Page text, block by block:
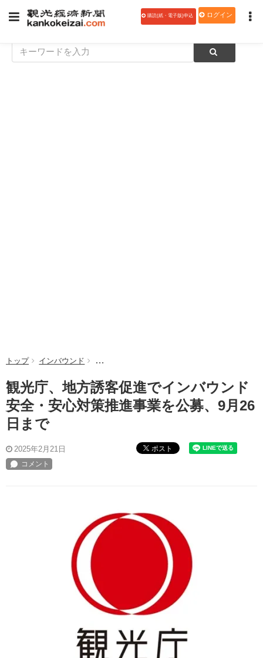
購読(紙・電子版)申込 ログイン
トップ インバウンド 観光庁、地方誘客促進でインバウンド安全・安
観光庁、地方誘客促進でインバウンド
安全・安心対策推進事業を公募、9月26
日まで
2025年2月21日 ポスト